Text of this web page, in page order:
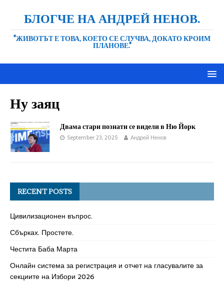
БЛОГЧЕ НА АНДРЕЙ НЕНОВ.
"ЖИВОТЪТ Е ТОВА, КОЕТО СЕ СЛУЧВА, ДОКАТО КРОИМ
ПЛАНОВЕ."
Ну заяц
Двама стари познати се видели в Ню Йорк
September 23, 2025 Андрей Ненов
RECENT POSTS
Цивилизационен въпрос.
Сбърках. Простете.
Честита Баба Марта
Онлайн система за регистрация и отчет на гласувалите за
секциите на Избори 2026